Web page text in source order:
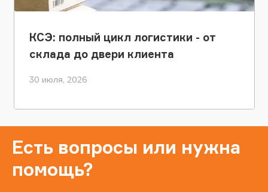
КСЭ: полный цикл логистики - от
склада до двери клиента
30 июля, 2026
Есть вопросы или нужна
помощь?